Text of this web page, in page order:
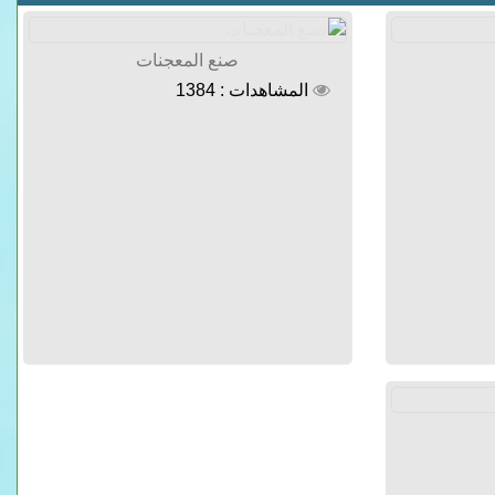
صنع المعجنات
المشاهدات : 1384